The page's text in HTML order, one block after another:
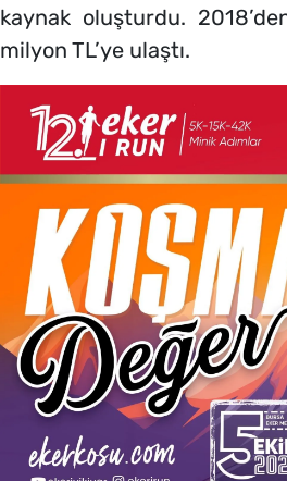
kaynak oluşturdu.
milyon TL’ye ulaştı.